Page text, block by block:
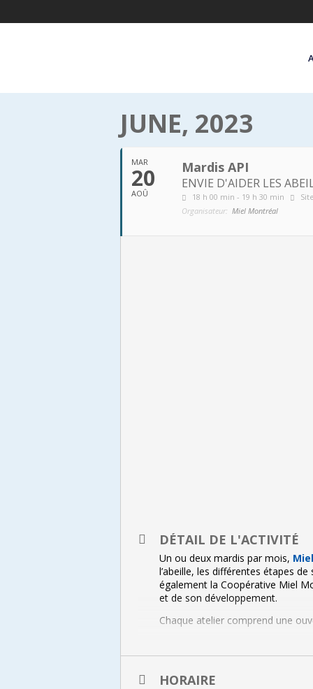
JUNE, 2023
MAR
20
AOÛ
Mardis API
ENVIE D'AIDER LES
18 h 00 min - 19 h 30 min
Organisateur: Miel Montréal
DÉTAIL DE L'ACTIVITÉ
Un ou deux mardis par mois,
l’abeille, les différentes étapes
également la Coopérative Miel
et de son développement.
Chaque atelier comprend une
HORAIRE